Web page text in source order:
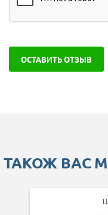
ОСТАВИТЬ ОТЗЫВ
ТАКОЖ ВАС